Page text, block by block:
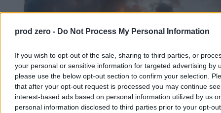
prod zero - Do Not Process My Personal Information
If you wish to opt-out of the sale, sharing to third parties, or
your personal or sensitive information for targeted advertising by
please use the below opt-out section to confirm your selection.
that after your opt-out request is processed you may continue
interest-based ads based on personal information utilized by us or
personal information disclosed to third parties prior to your opt-
Chwila wytchnienia w pogodzie. W poniedziałek
burze i fala upałów